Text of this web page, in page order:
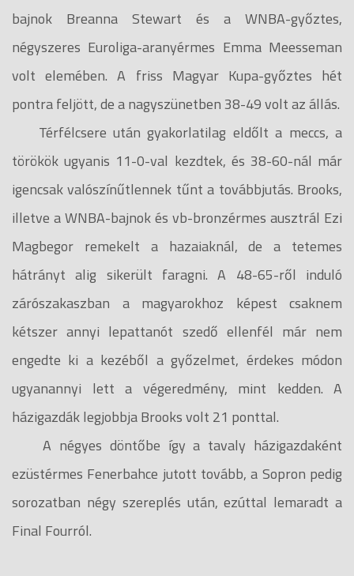
bajnok Breanna Stewart és a WNBA-győztes,
négyszeres Euroliga-aranyérmes Emma Meesseman
volt elemében. A friss Magyar Kupa-győztes hét
pontra feljött, de a nagyszünetben 38-49 volt az állás.
Térfélcsere után gyakorlatilag eldőlt a meccs, a
törökök ugyanis 11-0-val kezdtek, és 38-60-nál már
igencsak valószínűtlennek tűnt a továbbjutás. Brooks,
illetve a WNBA-bajnok és vb-bronzérmes ausztrál Ezi
Magbegor remekelt a hazaiaknál, de a tetemes
hátrányt alig sikerült faragni. A 48-65-ről induló
zárószakaszban a magyarokhoz képest csaknem
kétszer annyi lepattanót szedő ellenfél már nem
engedte ki a kezéből a győzelmet, érdekes módon
ugyanannyi lett a végeredmény, mint kedden. A
házigazdák legjobbja Brooks volt 21 ponttal.
A négyes döntőbe így a tavaly házigazdaként
ezüstérmes Fenerbahce jutott tovább, a Sopron pedig
sorozatban négy szereplés után, ezúttal lemaradt a
Final Fourról.